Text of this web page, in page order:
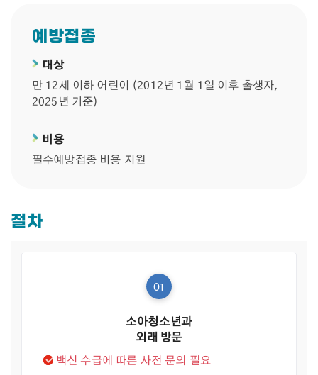
예방접종
대상
만 12세 이하 어린이 (2012년 1월 1일 이후 출생자,
2025년 기준)
비용
필수예방접종 비용 지원
절차
01
소아청소년과
외래 방문
백신 수급에 따른 사전 문의 필요